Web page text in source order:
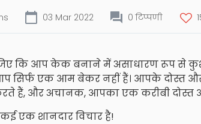
03 Mar 2022 0 टिप्पणी
कि आप केक बनाने में असाधारण रूप से
सिर्फ एक आम बेकर नहीं हैं। आपके दोस्त
हैं, और अचानक, आपका एक करीबी दोस्त
एक शानदार विचार है!